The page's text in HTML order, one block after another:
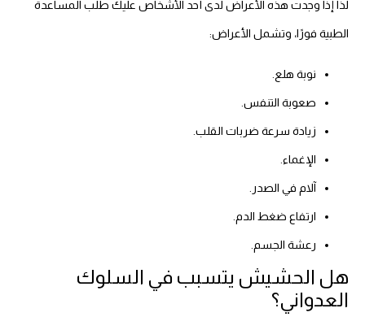
لذا إذا وجدت هذه الأعراض لدى أحد الأشخاص عليك طلب المساعدة
الطبية فورًا، وتشمل الأعراض:
نوبة هلع.
صعوبة التنفس.
زيادة سرعة ضربات القلب.
الإغماء.
آلام في الصدر.
ارتفاع ضغط الدم.
رعشة الجسم.
هل الحشيش يتسبب في السلوك
العدواني؟